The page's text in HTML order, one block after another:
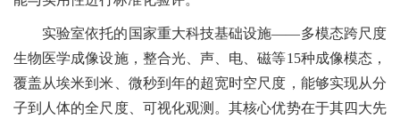
实验室依托的国家重大科技基础设施——多模态跨尺度
生物医学成像设施，整合光、声、电、磁等15种成像模态，
覆盖从埃米到米、微秒到年的超宽时空尺度，能够实现从分
子到人体的全尺度、可视化观测。其核心优势在于其四大先